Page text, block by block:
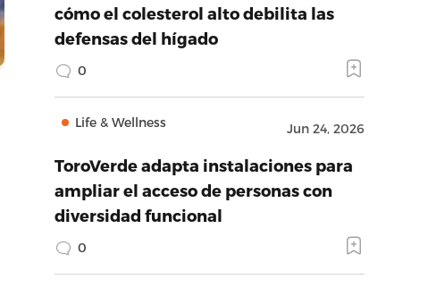
cómo el colesterol alto debilita las
defensas del hígado
0
Life & Wellness Jun 24, 2026
ToroVerde adapta instalaciones para
ampliar el acceso de personas con
diversidad funcional
0